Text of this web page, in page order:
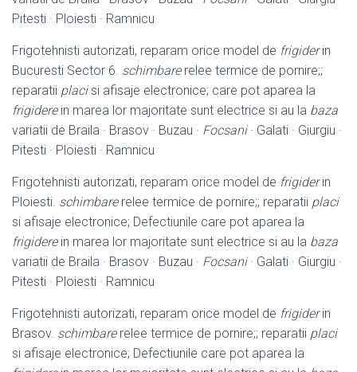
Pitesti · Ploiesti · Ramnicu
Frigotehnisti autorizati, reparam orice model de frigiderin
Bucuresti Sector 6. schimbarerelee termice de pornire;;
reparatii placisi afisaje electronice; care pot aparea la
frigiderein marea lor majoritate sunt electrice si au la baza
variatii de Braila · Brasov · Buzau · Focsani· Galati · Giurgiu ·
Pitesti · Ploiesti · Ramnicu
Frigotehnisti autorizati, reparam orice model de frigiderin
Ploiesti. schimbarerelee termice de pornire;; reparatii placi
si afisaje electronice; Defectiunile care pot aparea la
frigiderein marea lor majoritate sunt electrice si au la baza
variatii de Braila · Brasov · Buzau · Focsani· Galati · Giurgiu ·
Pitesti · Ploiesti · Ramnicu
Frigotehnisti autorizati, reparam orice model de frigiderin
Brasov. schimbarerelee termice de pornire;; reparatii placi
si afisaje electronice; Defectiunile care pot aparea la